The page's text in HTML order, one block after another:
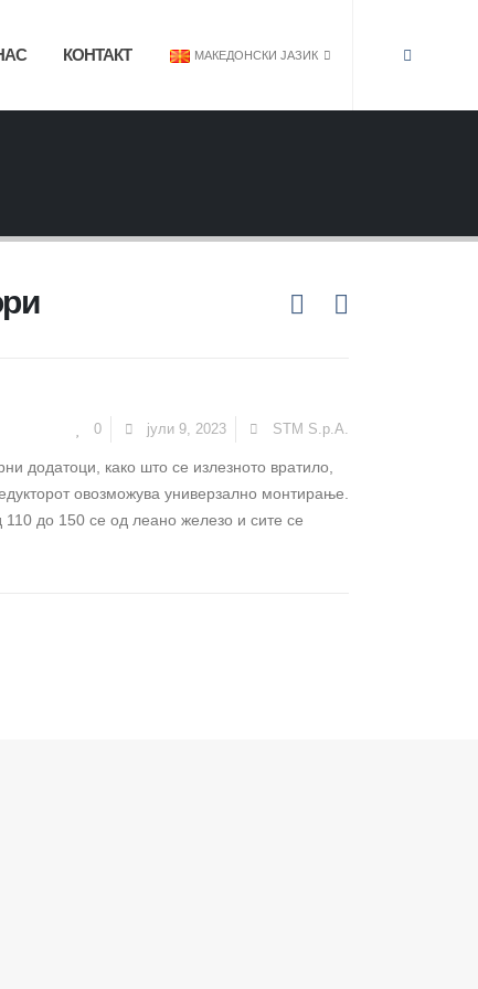
КОНТАКТ МАКЕДОНСКИ ЈАЗИК
0 јули 9, 2023 STM S.p.A.
додатоци, како што се излезното вратило,
овозможува универзално монтирање.
до 150 се од леано железо и сите се